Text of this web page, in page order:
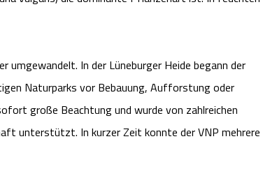
umgewandelt. In der Lüneburger Heide begann der
Naturparks vor Bebauung, Aufforstung oder
große Beachtung und wurde von zahlreichen
unterstützt. In kurzer Zeit konnte der VNP mehrere